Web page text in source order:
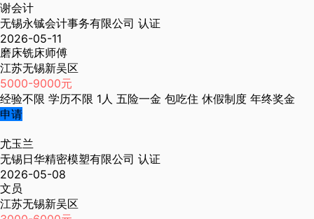
谢会计
无锡永铖会计事务有限公司 认证
2026-05-11
磨床铣床师傅
江苏无锡新吴区
5000-9000元
经验不限 学历不限 1人 五险一金 包吃住 休假制度 年终奖金
申请
尤玉兰
无锡日华精密模塑有限公司 认证
2026-05-08
文员
江苏无锡新吴区